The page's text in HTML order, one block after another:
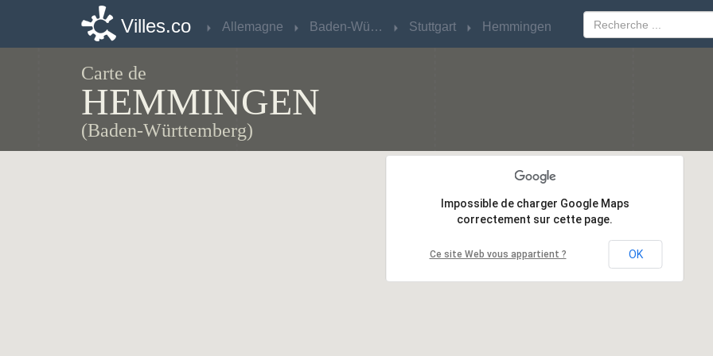
Villes.co Allemagne Baden-Württemberg Stuttgart Hemmingen
Carte de
HEMMINGEN
(Baden-Württemberg)
Impossible de charger Google Maps
correctement sur cette page.
Ce site Web vous appartient ? OK
Impossible de charger Google Maps
correctement sur cette page.
Ce site Web vous appartient ? OK
Villes.co Allemagne Baden-Württemberg Stuttgart Hemmingen